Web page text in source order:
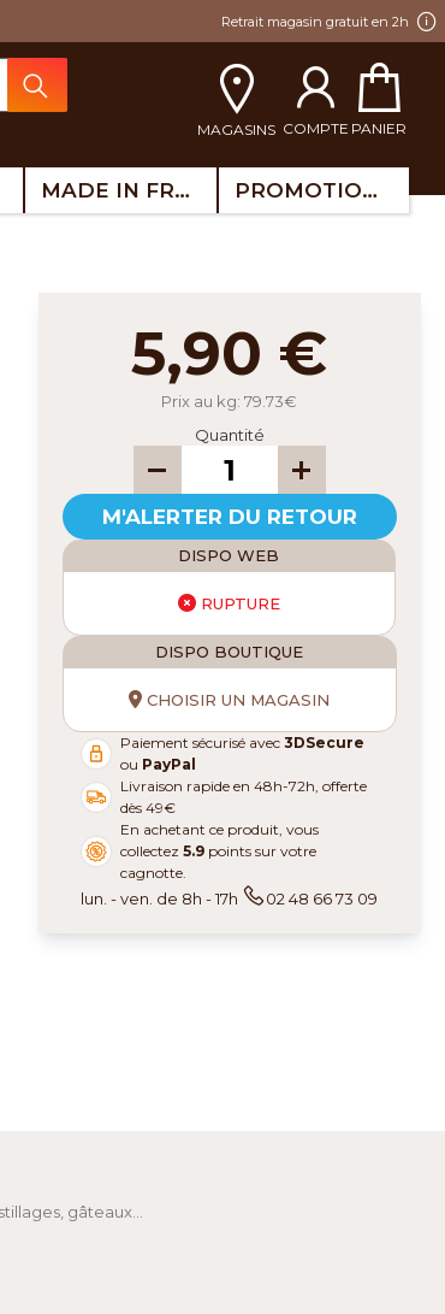
Retrait magasin gratuit en 2h
MAGASINS COMPTE PANIER
MADE IN FRANCE PROMOTIONS
5,90 €
Prix au kg: 79.73€
Quantité
M'ALERTER DU RETOUR
DISPO WEB
RUPTURE
DISPO BOUTIQUE
CHOISIR UN MAGASIN
Paiement sécurisé avec3DSecure
ou PayPal
Livraison rapide en 48h-72h, offerte
dès 49€
En achetant ce produit, vous
collectez5.9 points sur votre
cagnotte.
lun. - ven. de 8h - 17h 02 48 66 73 09
gâteaux…